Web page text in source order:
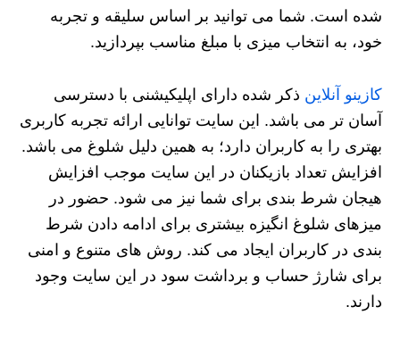
شده است. شما می توانید بر اساس سلیقه و تجربه
خود، به انتخاب میزی با مبلغ مناسب بپردازید.
کازینو آنلاین ذکر شده دارای اپلیکیشنی با دسترسی
آسان تر می باشد. این سایت توانایی ارائه تجربه کاربری
بهتری را به کاربران دارد؛ به همین دلیل شلوغ می باشد.
افزایش تعداد بازیکنان در این سایت موجب افزایش
هیجان شرط بندی برای شما نیز می شود. حضور در
میزهای شلوغ انگیزه بیشتری برای ادامه دادن شرط
بندی در کاربران ایجاد می کند. روش های متنوع و امنی
برای شارژ حساب و برداشت سود در این سایت وجود
دارند.